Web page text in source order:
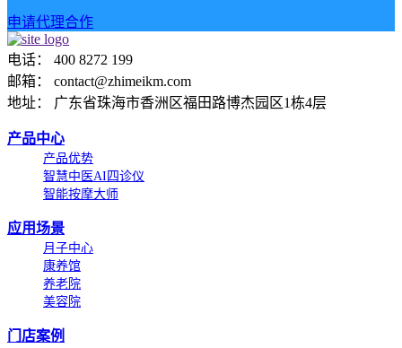
申请代理合作
电话： 400 8272 199
邮箱： contact@zhimeikm.com
地址： 广东省珠海市香洲区福田路博杰园区1栋4层
产品中心
产品优势
智慧中医AI四诊仪
智能按摩大师
应用场景
月子中心
康养馆
养老院
美容院
门店案例